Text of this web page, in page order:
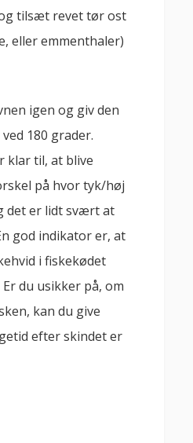
tilsæt revet tør ost
eller emmenthaler)
igen og giv den
180 grader.
klar til, at blive
på hvor tyk/høj
det er lidt svært at
god indikator er, at
i fiskekødet
du usikker på, om
kan du give
efter skindet er